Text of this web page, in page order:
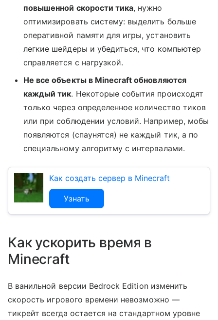
повышенной скорости тика, нужно
оптимизировать систему: выделить больше
оперативной памяти для игры, установить
легкие шейдеры и убедиться, что компьютер
справляется с нагрузкой.
Не все объекты в Minecraft обновляются
каждый тик. Некоторые события происходят
только через определенное количество тиков
или при соблюдении условий. Например, мобы
появляются (спаунятся) не каждый тик, а по
специальному алгоритму с интервалами.
Как создать сервер в Minecraft
Узнать
Как ускорить время в
Minecraft
В ванильной версии Bedrock Edition изменить
скорость игрового времени невозможно —
тикрейт всегда остается на стандартном уровне